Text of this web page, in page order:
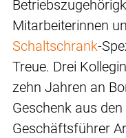
Mitarbeiterinnen
Schaltschrank-
Treue. Drei
zehn Jahren an
Geschenk aus
Geschäftsführer